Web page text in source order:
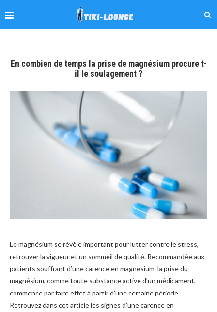
En combien de temps la prise de magnésium procure t-
il le soulagement ?
Le magnésium se révèle important pour lutter contre le stress,
retrouver la vigueur et un sommeil de qualité. Recommandée aux
patients souffrant d’une carence en magnésium, la prise du
magnésium, comme toute substance active d’un médicament,
commence par faire effet à partir d’une certaine période.
Retrouvez dans cet article les signes d’une carence en